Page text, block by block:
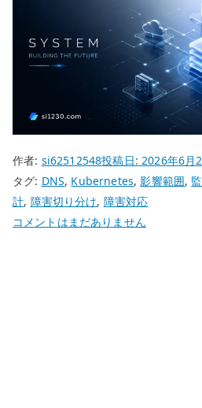
作者: si62512548投稿日:2026年6月
タグ: DNS, Kubernetes,影響範囲,
計, 障害切り分け, 障害対応
障
コメントはまだありません